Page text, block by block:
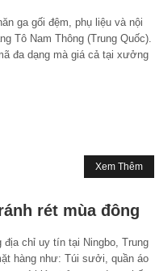
ga gối đệm, phụ liệu và nội
Tô Nam Thông (Trung Quốc).
đa dạng mà giá cả tại xưởng
Xem Thêm
rét mùa đông
chỉ uy tín tại Ningbo, Trung
hàng như: Túi sưởi, quần áo